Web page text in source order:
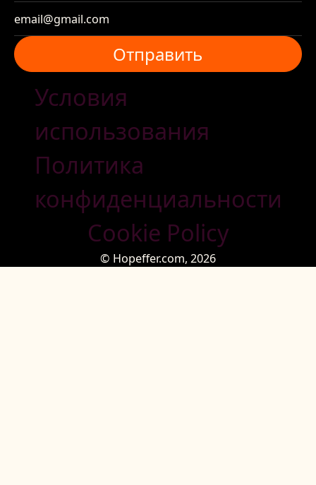
Отправить Отправить
© Hopeffer.com, 2026
Условия
использования
Политика
конфиденциальности
Cookie Policy